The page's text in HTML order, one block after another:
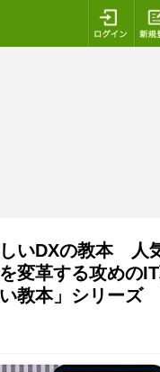
ロ
いDXの教本 人
変革する攻めの
教本」シリーズ